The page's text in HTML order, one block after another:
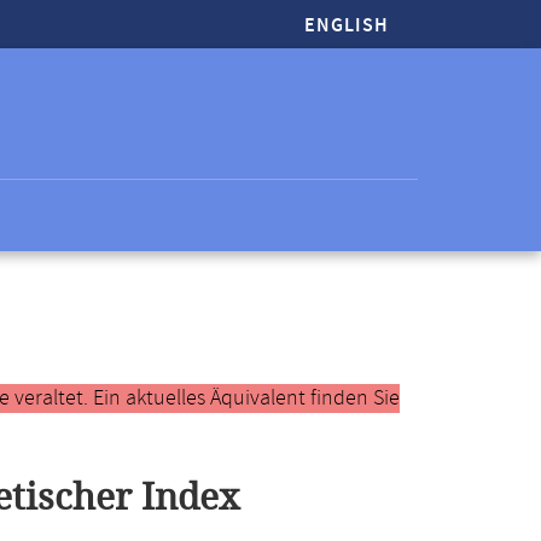
ENGLISH
veraltet. Ein aktuelles Äquivalent finden Sie
Index